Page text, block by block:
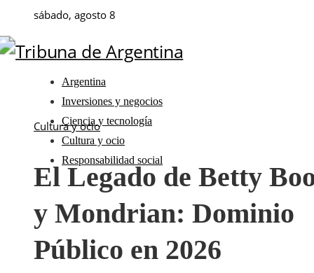
sábado, agosto 8
Argentina
Inversiones y negocios
Ciencia y tecnología
Cultura y ocio
Responsabilidad social
Cultura y ocio
El Legado de Betty
y Mondrian: Dominio
Público en 2026